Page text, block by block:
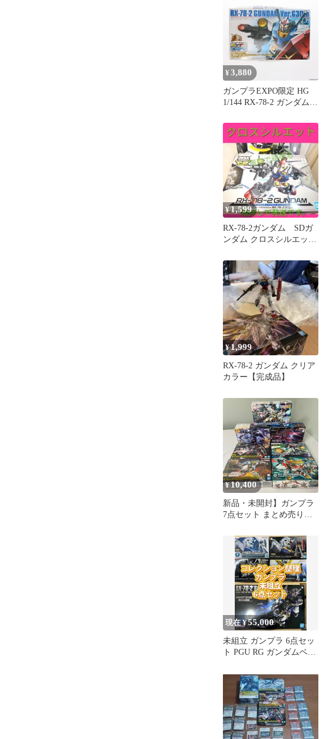
¥3,880
ガンプラEXPO限定 HG
1/144 RX-78-2 ガンダム
バージョン 機動戦士ガン
ダム プラモデル(161948)
バンダイ
¥1,599
RX-78-2ガンダム SDガ
ンダム クロスシルエット
¥1,999
RX-78-2 ガンダム クリア
カラー【完成品】
¥10,400
新品・未開封】ガンプラ
7点セット まとめ売り
じ）
現在 ¥55,000
未組立 ガンプラ 6点セッ
ト PGU RG ガンダムベー